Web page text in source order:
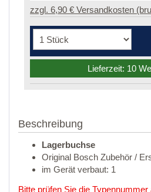
zzgl. 6,90 € Versandkosten
Lieferzeit: 10
Beschreibung
Lagerbuchse
Original Bosch Zubehör /
im Gerät verbaut: 1
Bitte prüfen Sie die